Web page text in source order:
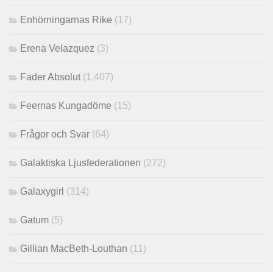
Enhörningarnas Rike (17)
Erena Velazquez (3)
Fader Absolut (1,407)
Feernas Kungadöme (15)
Frågor och Svar (64)
Galaktiska Ljusfederationen (272)
Galaxygirl (314)
Gatum (5)
Gillian MacBeth-Louthan (11)